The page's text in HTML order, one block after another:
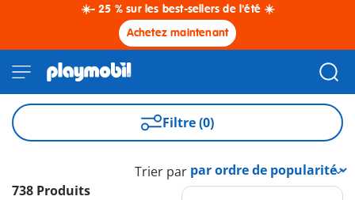
☀️- 25 % sur les best-sellers de l'été ☀️
Achetez maintenant
Filtre (0)
738 Produits
Trier par